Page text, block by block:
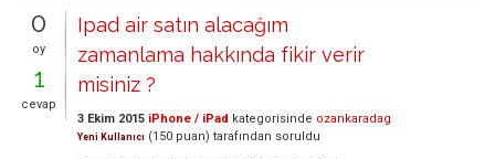
0
oy
1
cevap
Ipad air satın alacağım
zamanlama hakkında fikir verir
misiniz ?
3 Ekim 2015 iPhone / iPad kategorisinde ozankaradag
Yeni Kullanıcı (150 puan) tarafından soruldu